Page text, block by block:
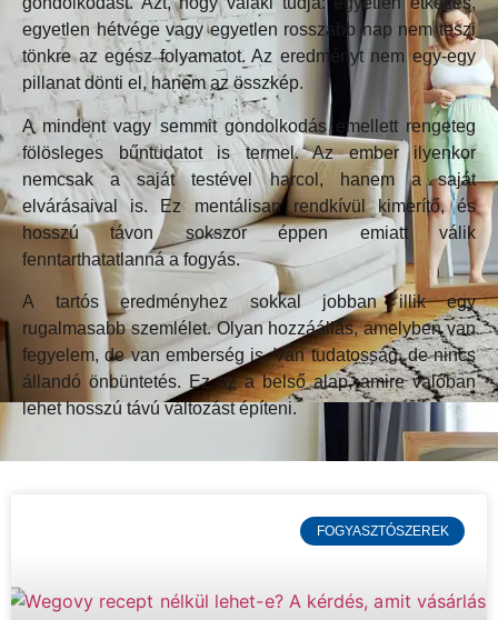
egyetlen hétvége vagy egyetlen rosszabb nap nem teszi
tönkre az egész folyamatot. Az eredményt nem egy-egy
pillanat dönti el, hanem az összkép.
A mindent vagy semmit gondolkodás emellett rengeteg
fölösleges bűntudatot is termel. Az ember ilyenkor
nemcsak a saját testével harcol, hanem a saját
elvárásaival is. Ez mentálisan rendkívül kimerítő, és
hosszú távon sokszor éppen emiatt válik
fenntarthatatlanná a fogyás.
A tartós eredményhez sokkal jobban illik egy
rugalmasabb szemlélet. Olyan hozzáállás, amelyben van
fegyelem, de van emberség is. Van tudatosság, de nincs
állandó önbüntetés. Ez az a belső alap, amire valóban
lehet hosszú távú változást építeni.
FOGYASZTÓSZEREK